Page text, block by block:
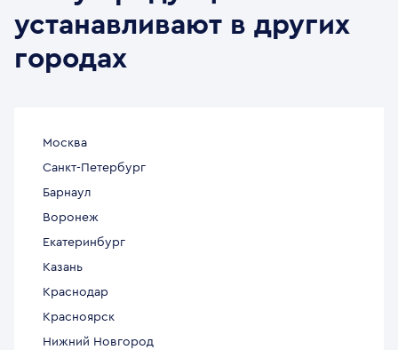
устанавливают в других
городах
Москва
Санкт-Петербург
Барнаул
Воронеж
Екатеринбург
Казань
Краснодар
Красноярск
Нижний Новгород